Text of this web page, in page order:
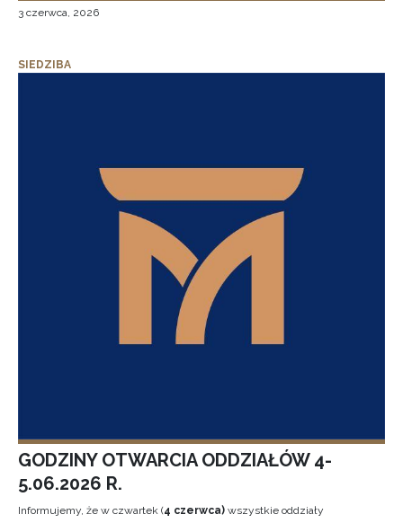
3 czerwca, 2026
SIEDZIBA
GODZINY OTWARCIA ODDZIAŁÓW 4-
5.06.2026 R.
Informujemy, że w czwartek (4 czerwca) wszystkie oddziały